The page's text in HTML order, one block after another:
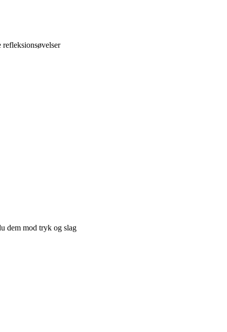
dem mod tryk og slag